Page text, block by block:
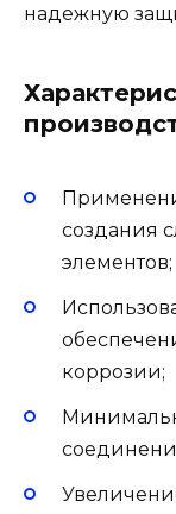
надежную
создания
элементов;
коррозии;